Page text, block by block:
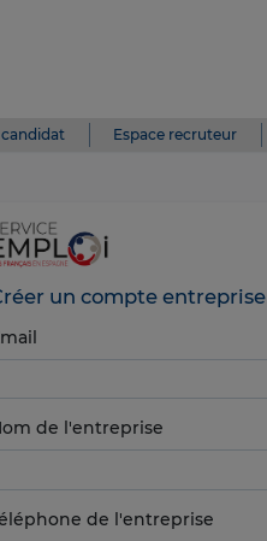
candidat Espace recruteur
un compte entreprise
de l'entreprise
de l'entreprise